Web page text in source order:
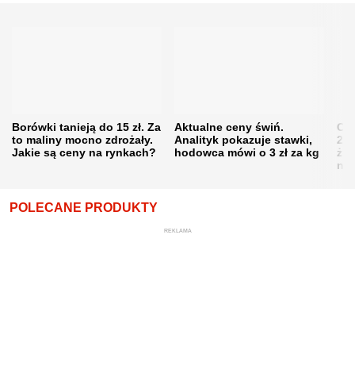
Borówki tanieją do 15 zł. Za
to maliny mocno zdrożały.
Jakie są ceny na rynkach?
Aktualne ceny świń.
Analityk pokazuje stawki,
hodowca mówi o 3 zł za kg
POLECANE PRODUKTY
REKLAMA